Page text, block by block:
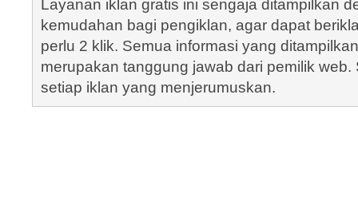
Layanan iklan gratis ini sengaja ditampilkan
kemudahan bagi pengiklan, agar dapat
perlu 2 klik. Semua informasi yang
merupakan tanggung jawab dari pemilik
setiap iklan yang menjerumuskan.